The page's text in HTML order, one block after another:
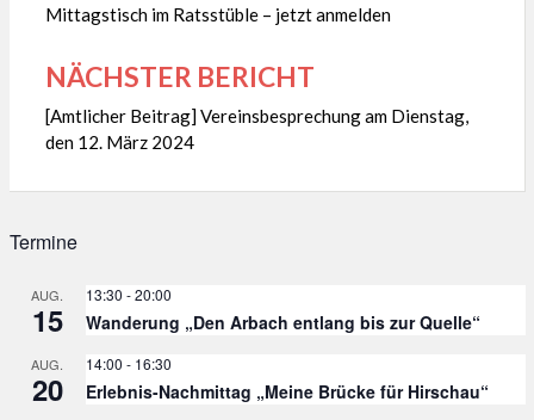
Mittagstisch im Ratsstüble – jetzt anmelden
NÄCHSTER BERICHT
[Amtlicher Beitrag] Vereinsbesprechung am Dienstag,
den 12. März 2024
Termine
AUG.
15
13:30 -20:00
Wanderung „Den Arbach entlang bis zur Quelle“
AUG.
20
14:00 - 16:30
Erlebnis-Nachmittag „Meine Brücke für Hirschau“